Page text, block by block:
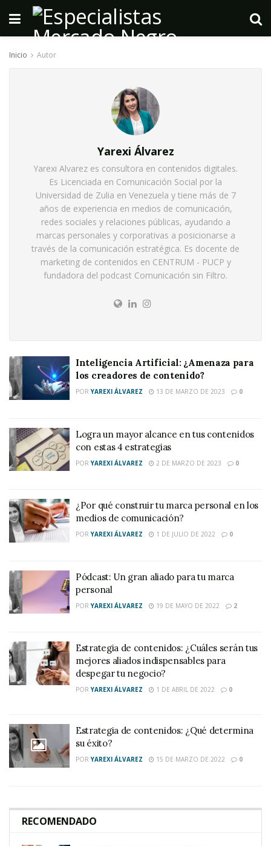
Inicio Autor
Yarexi Álvarez
Yarexi Alvarez es consultora en contenidos digitales.
Es Licenciada en Comunicación Social por la
Universidad de Zulia en Venezuela y tiene más de 7
años de experiencia en medios de comunicación,
redes sociales y relaciones públicas, ayudando a
marcas personales y corporativas a posicionarse a
través de la comunicación estratégica. Es docente de
marketing de contenidos en CENTRUM - PUCP y
fundadora del podcast Comunicación sin Filtro.
Inteligencia Artificial: ¿Amenaza para
los creadores de contenido?
POR YAREXI ÁLVAREZ 13 DE MARZO DE 2023 0
Logra un mayor alcance en tus contenidos
con estas 4 estrategias
POR YAREXI ÁLVAREZ 2 DE MARZO DE 2023 0
¿Por qué construir tu marca personal en los
medios de comunicación?
POR YAREXI ÁLVAREZ 1 DE JULIO DE 2022 0
Pódcast: Un gran aliado para tu marca
personal
POR YAREXI ÁLVAREZ 19 DE MAYO DE 2022 2
Estrategia de contenidos: ¿Cuáles serán tus
mejores aliados indispensables para
despegar tu negocio?
POR YAREXI ÁLVAREZ 1 DE ABRIL DE 2022 0
Estrategia de contenidos: ¿Qué determina
su éxito?
POR YAREXI ÁLVAREZ 15 DE MARZO DE 2022 0
RECOMENDADO